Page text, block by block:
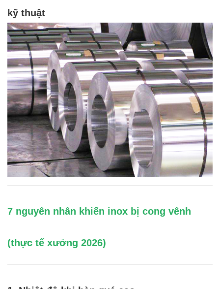
kỹ thuật
7 nguyên nhân khiến inox bị cong vênh
(thực tế xưởng 2026)